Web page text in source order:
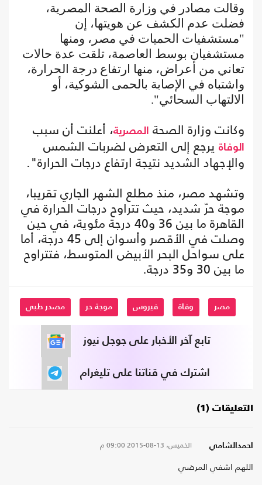
وقالت مصادر في وزارة الصحة المصرية،
فضلت عدم الكشف عن هويتها، إن
"مستشفيات الحميات في مصر، ومنها
مستشفيان بوسط العاصمة، تلقت عدة حالات
تعاني من أعراض، منها ارتفاع درجة الحرارة،
واشتباه في الإصابة بالحمى الشوكية، أو
الالتهاب السحائي".
وكانت وزارة الصحة المصرية، أعلنت أن سبب
الوفاة يرجع إلى التعرض لضربات الشمس
والإجهاد الشديد نتيجة ارتفاع درجات الحرارة".
وتشهد مصر، منذ مطلع الشهر الجاري تقريبا،
موجة حرّ شديد، حيث تتراوح درجات الحرارة في
القاهرة ما بين 36 و40 درجة مئوية، في حين
وصلت في الأقصر وأسوان إلى 45 درجة، أما
على سواحل البحر الأبيض المتوسط، فتتراوح
ما بين 30 و35 درجة.
مصر وفاة فيروس موجة حر مصدر طبي
تابع آخر الأخبار على جوجل نيوز
اشترك في قناتنا على تليغرام
التعليقات (1)
احمدالشامي الخميس، 13-08-2015 09:00 م
اللهم اشفي المرضي